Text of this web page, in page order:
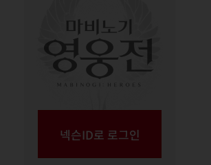
넥슨ID로 로그인